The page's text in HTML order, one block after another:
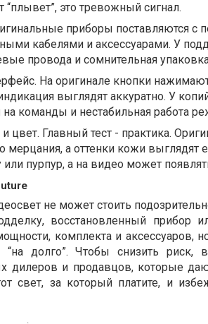
это тревожный сигнал.
приборы поставляются с
кабелями и аксессуарами. У
провода и сомнительная
На оригинале кнопки
выглядят аккуратно. У
команды и нестабильная работа
цвет. Главный тест - практика.
мерцания, а оттенки кожи выглядят
или пурпур, а на видео может
не может стоить
восстановленный прибор
комплекта и аксессуаров,
долго”. Чтобы снизить риск,
дилеров и продавцов, которые
свет, за который платите, и